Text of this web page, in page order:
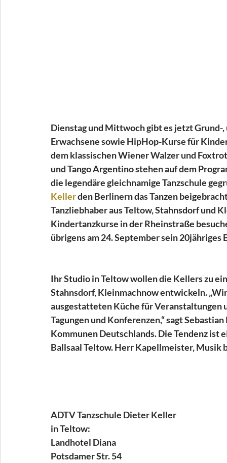
Dienstag und Mittwoch gibt es jetzt
Erwachsene sowie HipHop-Kurse für
dem klassischen Wiener Walzer und
und Tango Argentino stehen auf dem
die legendäre gleichnamige Tanzschule
Keller den Berlinern das Tanzen
Tanzliebhaber aus Teltow, Stahnsdorf und
Kindertanzkurse in der Rheinstraße
übrigens am 24. September sein
Ihr Studio in Teltow wollen die Kellers zu
Stahnsdorf, Kleinmachnow entwickeln.
ausgestatteten Küche für Veranstaltungen
Tagungen und Konferenzen,“ sagt
Kommunen Deutschlands. Die Tendenz ist
Ballsaal Teltow. Herr Kapellmeister, Musik
ADTV Tanzschule Dieter Keller
in Teltow:
Landhotel Diana
Potsdamer Str. 54